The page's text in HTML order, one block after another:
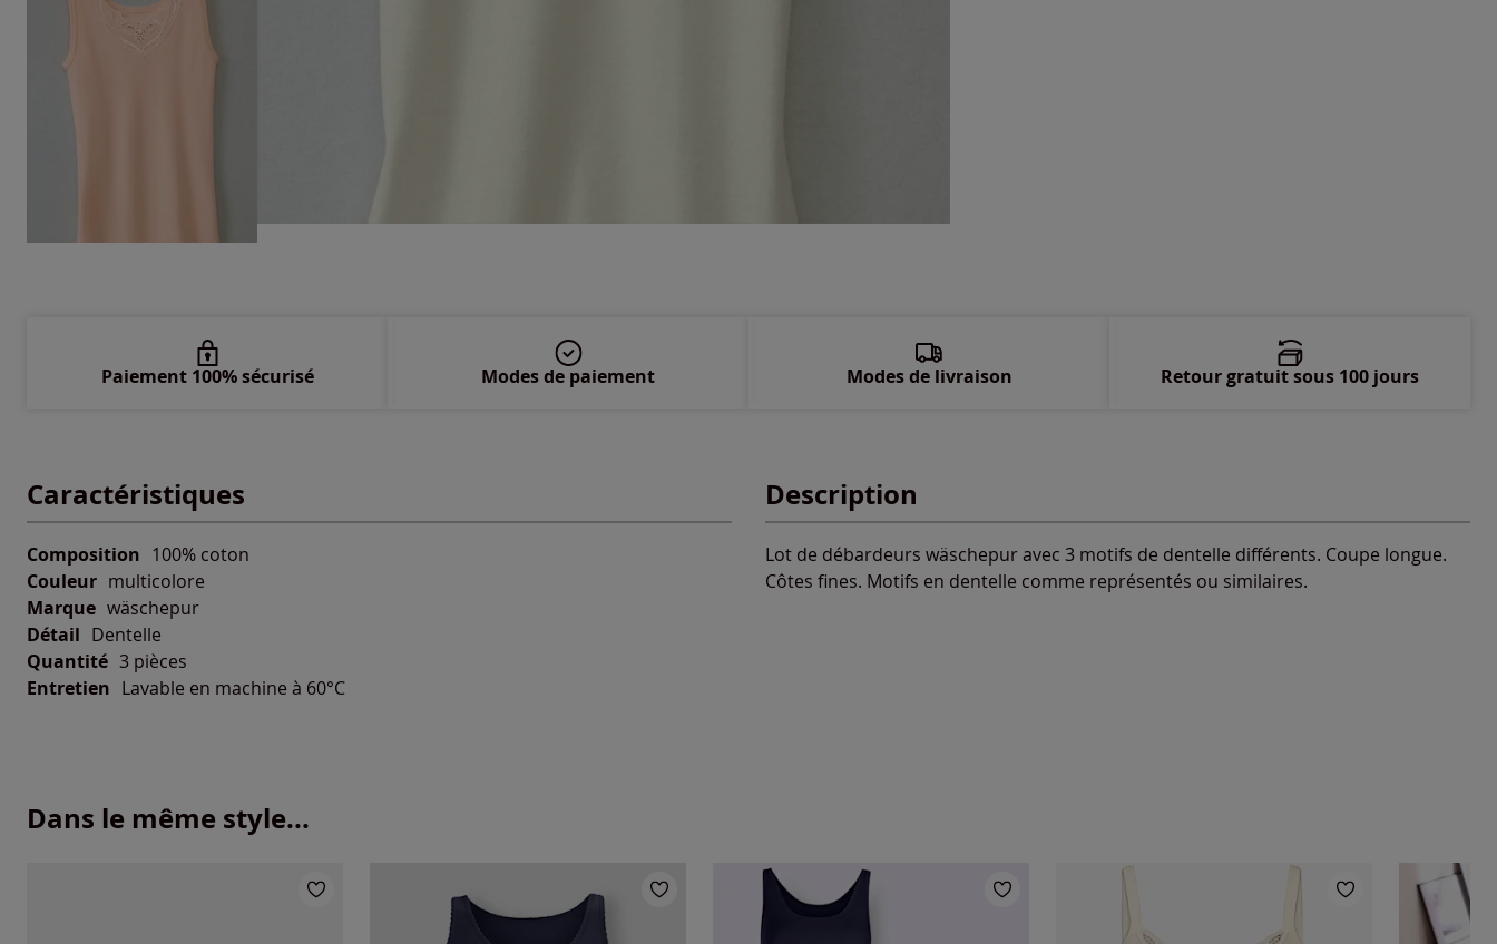
Caractéristiques
Composition 100% coton
Couleur multicolore
Marque wäschepur
Détail Dentelle
Quantité 3 pièces
Entretien Lavable en machine à 60°C
Description
Lot de débardeurs wäschepur avec 3 motifs de dentelle différents. Coupe longue.
Côtes fines. Motifs en dentelle comme représentés ou similaires.
Paiement 100% sécurisé Modes de paiement Modes de livraison Retour gratuit sous 100 jours
Dans le même style...